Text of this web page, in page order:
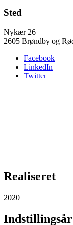
Sted
Nykær 26
2605 Brøndby og
Facebook
LinkedIn
Twitter
Realiseret
2020
Indstillingsår